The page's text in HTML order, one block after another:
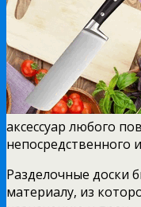
аксессуар любого
непосредственного
Разделочные доски
материалу, из